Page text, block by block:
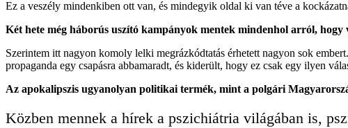
Ez a veszély mindenkiben ott van, és mindegyik oldal ki van téve a
Két hete még háborús uszító kampányok mentek mindenhol arról,
Szerintem itt nagyon komoly lelki megrázkódtatás érhetett nagyon sok
propaganda egy csapásra abbamaradt, és kiderült, hogy ez csak egy ilyen
Az apokalipszis ugyanolyan politikai termék, mint a polgári
Közben mennek a hírek a pszichiátria világában is,